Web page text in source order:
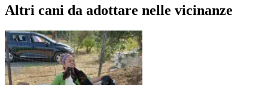
Altri cani da adottare nelle vicinanze